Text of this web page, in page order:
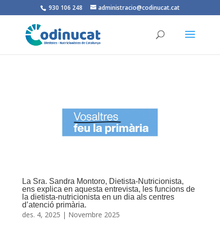
930 106 248 administracio@codinucat.cat
La Sra. Sandra Montoro, Dietista-Nutricionista,
ens explica en aquesta entrevista, les funcions de
la dietista-nutricionista en un dia als centres
d’atenció primària.
des. 4, 2025 | Novembre 2025